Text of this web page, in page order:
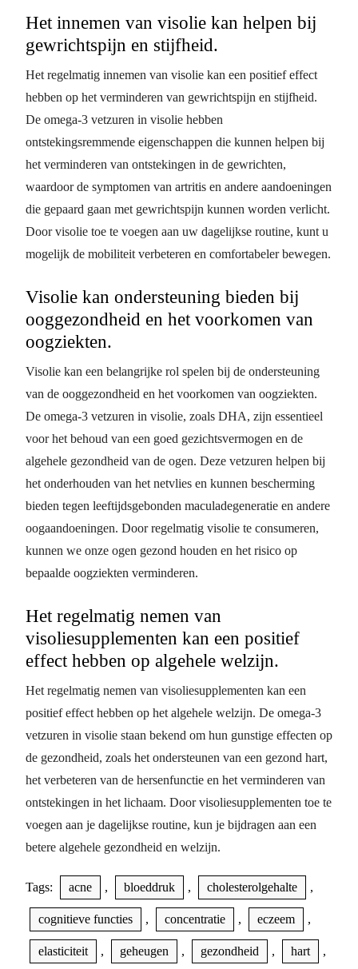
Het innemen van visolie kan helpen bij
gewrichtspijn en stijfheid.
Het regelmatig innemen van visolie kan een positief effect
hebben op het verminderen van gewrichtspijn en stijfheid.
De omega-3 vetzuren in visolie hebben
ontstekingsremmende eigenschappen die kunnen helpen bij
het verminderen van ontstekingen in de gewrichten,
waardoor de symptomen van artritis en andere aandoeningen
die gepaard gaan met gewrichtspijn kunnen worden verlicht.
Door visolie toe te voegen aan uw dagelijkse routine, kunt u
mogelijk de mobiliteit verbeteren en comfortabeler bewegen.
Visolie kan ondersteuning bieden bij
ooggezondheid en het voorkomen van
oogziekten.
Visolie kan een belangrijke rol spelen bij de ondersteuning
van de ooggezondheid en het voorkomen van oogziekten.
De omega-3 vetzuren in visolie, zoals DHA, zijn essentieel
voor het behoud van een goed gezichtsvermogen en de
algehele gezondheid van de ogen. Deze vetzuren helpen bij
het onderhouden van het netvlies en kunnen bescherming
bieden tegen leeftijdsgebonden maculadegeneratie en andere
oogaandoeningen. Door regelmatig visolie te consumeren,
kunnen we onze ogen gezond houden en het risico op
bepaalde oogziekten verminderen.
Het regelmatig nemen van
visoliesupplementen kan een positief
effect hebben op algehele welzijn.
Het regelmatig nemen van visoliesupplementen kan een
positief effect hebben op het algehele welzijn. De omega-3
vetzuren in visolie staan bekend om hun gunstige effecten op
de gezondheid, zoals het ondersteunen van een gezond hart,
het verbeteren van de hersenfunctie en het verminderen van
ontstekingen in het lichaam. Door visoliesupplementen toe te
voegen aan je dagelijkse routine, kun je bijdragen aan een
betere algehele gezondheid en welzijn.
Tags: acne , bloeddruk , cholesterolgehalte ,
cognitieve functies , concentratie , eczeem ,
elasticiteit , geheugen , gezondheid , hart ,